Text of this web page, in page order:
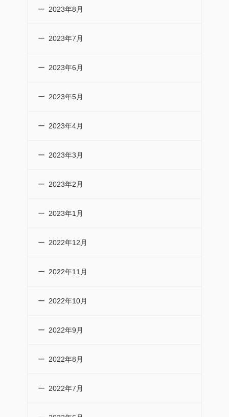
2023年8月
2023年7月
2023年6月
2023年5月
2023年4月
2023年3月
2023年2月
2023年1月
2022年12月
2022年11月
2022年10月
2022年9月
2022年8月
2022年7月